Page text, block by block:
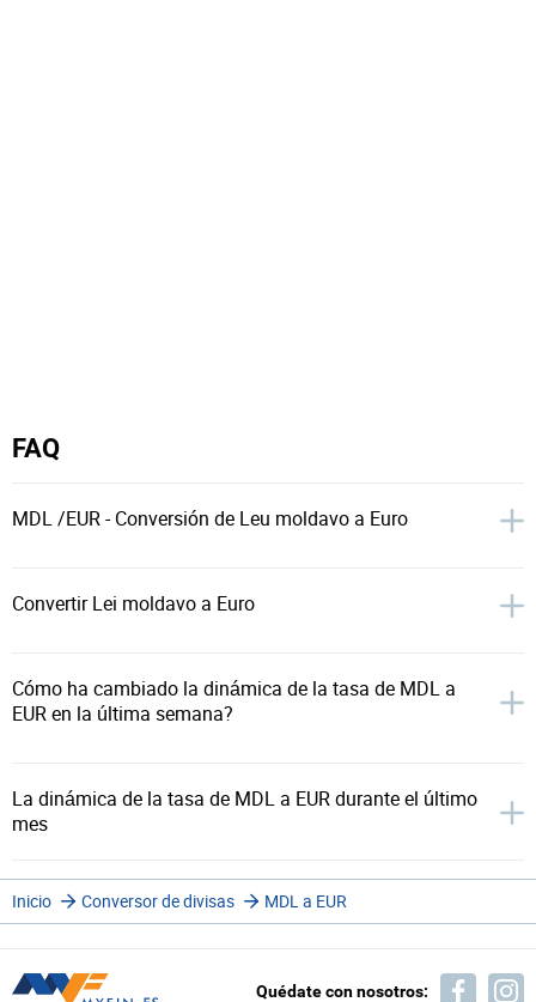
FAQ
MDL /EUR - Conversión de Leu moldavo a Euro
Convertir Lei moldavo a Euro
Cómo ha cambiado la dinámica de la tasa de MDL a
EUR en la última semana?
La dinámica de la tasa de MDL a EUR durante el último
mes
Inicio Conversor de divisas MDL a EUR
Quédate con nosotros: